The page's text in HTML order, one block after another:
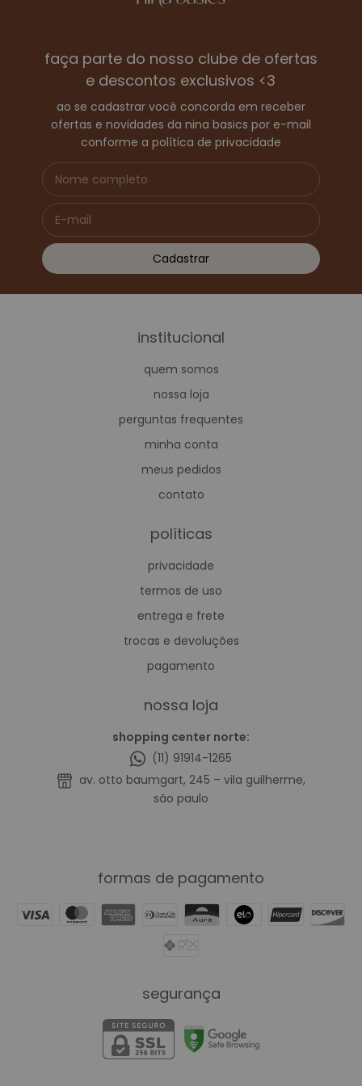
faça parte do nosso clube de ofertas
e descontos exclusivos <3
ao se cadastrar você concorda em receber
ofertas e novidades da nina basics por e-mail
conforme a política de privacidade
institucional
quem somos
nossa loja
perguntas frequentes
minha conta
meus pedidos
contato
políticas
privacidade
termos de uso
entrega e frete
trocas e devoluções
pagamento
nossa loja
shopping center norte:
(11) 91914-1265
av. otto baumgart, 245 – vila guilherme,
são paulo
formas de pagamento
segurança